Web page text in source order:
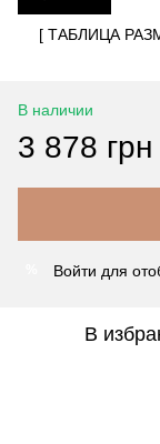
[ ТАБЛИЦА
В наличии
3 878 грн
Войти для
В